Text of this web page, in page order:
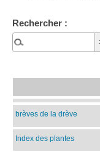
Rechercher :
brèves de la drève
Index des plantes